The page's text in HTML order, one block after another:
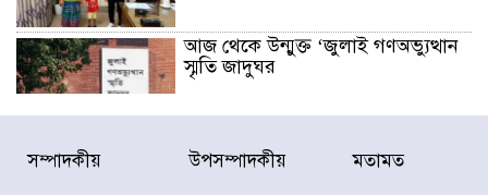
আজ থেকে উন্মুক্ত ‘জুলাই গণঅভ্যুত্থান
স্মৃতি জাদুঘর
রাজধানীর উত্তরা আঞ্চলিক পাসপোর্ট
অফিসের সামনে দালাল চক্রের ১৩ জন
সম্পাদকীয় উপসম্পাদকীয় মতামত